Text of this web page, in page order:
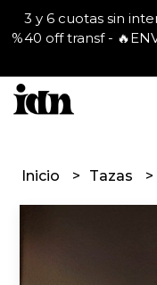
3 y 6 cuotas sin
%40 off transf -
Inicio Tazas